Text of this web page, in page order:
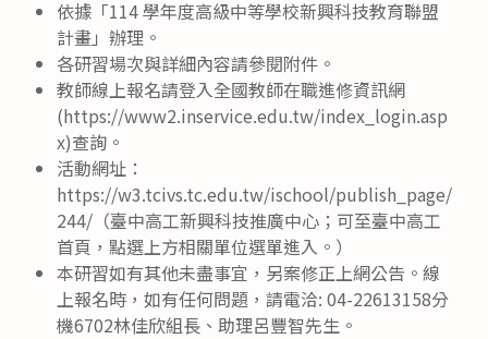
依據「114 學年度高級中等學校新興科技教育聯盟
計畫」辦理。
各研習場次與詳細內容請參閱附件。
教師線上報名請登入全國教師在職進修資訊網
(https://www2.inservice.edu.tw/index_login.asp
x)查詢。
活動網址：
https://w3.tcivs.tc.edu.tw/ischool/publish_page/
244/（臺中高工新興科技推廣中心；可至臺中高工
首頁，點選上方相關單位選單進入。）
本研習如有其他未盡事宜，另案修正上網公告。線
上報名時，如有任何問題，請電洽: 04-22613158分
機6702林佳欣組長、助理呂豐智先生。